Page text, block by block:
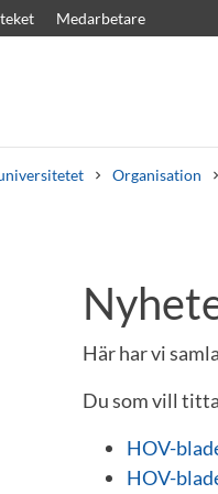
Medarbetare
Organisation
Kursplaner
Här har vi
Du som vill
HOV-
HOV-